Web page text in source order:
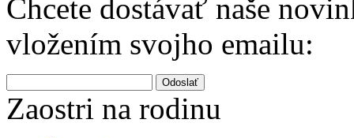
Chcete dostávať naše
vložením svojho emailu:
Odoslať
Zaostri na rodinu